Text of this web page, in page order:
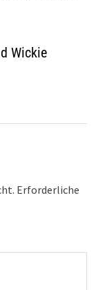
Wickie
Erforderliche